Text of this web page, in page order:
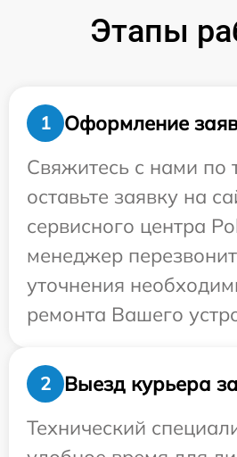
Этапы
1
Оформление
Свяжитесь с нами по
оставьте заявку на
сервисного центра
менеджер
уточнения
ремонта Вашего
2
Выезд курьера
Технический